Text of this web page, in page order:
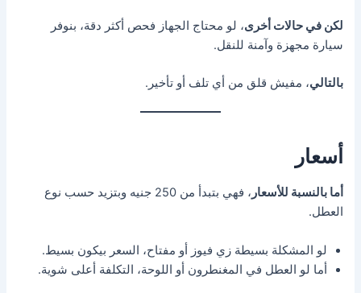
لكن في حالات أخرى، لو محتاج الجهاز فحص أكثر دقة، بنوفر
سيارة مجهزة وآمنة للنقل.
بالتالي، مفيش قلق من أي تلف أو تأخير.
أسعار
أما بالنسبة للأسعار
، فهي بتبدأ من 250 جنيه وبتزيد حسب نوع
العطل.
لو المشكلة بسيطة زي فيوز أو مفتاح، السعر بيكون بسيط.
أما لو العطل في المغنطرون أو اللوحة، التكلفة أعلى شوية.